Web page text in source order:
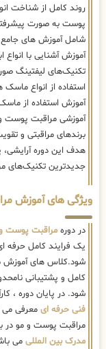
روند کامل از شناخت
پوست به صورت
شامل آموزش های
آموزش آشنایی با
تکنیک‌های لیفتینگ
استفاده از انواع
آموزش استفاده از
آموزشی مراقبت پوست و
برندهای مراقبتی و
هدف این دوره آرایشی،
جدیدترین تکنیک‌های
ویژگی های آموزش
در دوره مراقبت پوست
یک فرایند کامل حرفه
شود.کلاس های آموزش
کامل و پشتیبانی
شود. در پایان دوره ،
فنی حرفه ای معرفی می
مراقبت پوست و مو در
مدرک بین المللی می